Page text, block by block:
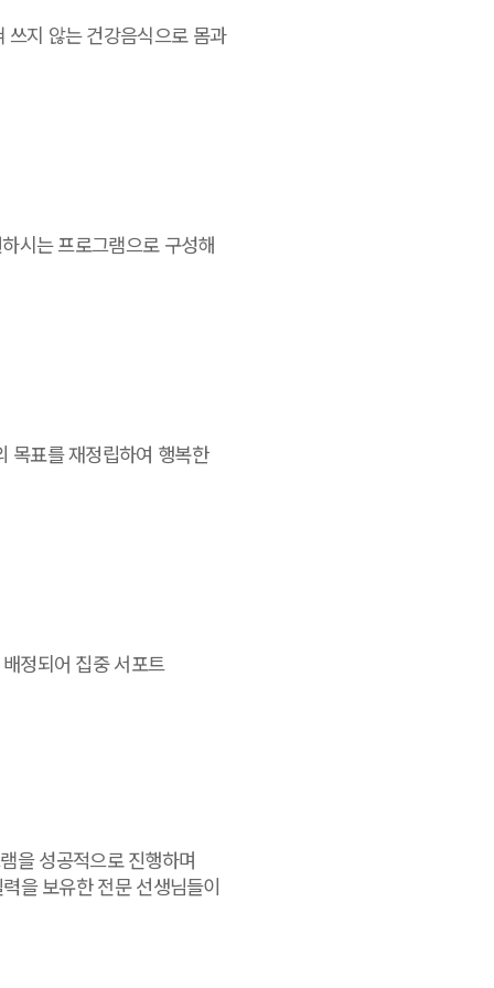
쓰지 않는 건강음식으로 몸과
시는 프로그램으로 구성해
목표를 재정립하여 행복한
정되어 집중 서포트
을 성공적으로 진행하며
을 보유한 전문 선생님들이